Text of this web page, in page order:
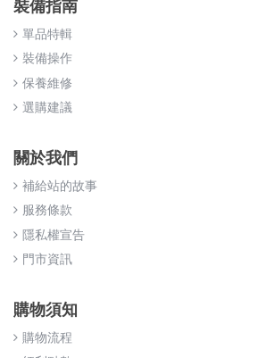
裝備指南
單品特輯
裝備操作
保養維修
選購建議
關於我們
補給站的故事
服務條款
隱私權宣告
門市資訊
購物須知
購物流程